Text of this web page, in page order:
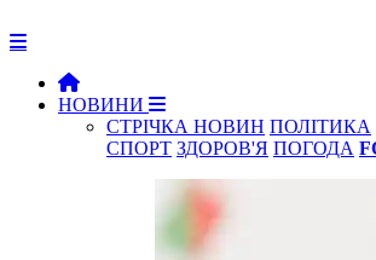
НОВИНИ
СТРІЧКА НОВИН ПОЛІТИКА
СПОРТ ЗДОРОВ'Я ПОГОДА